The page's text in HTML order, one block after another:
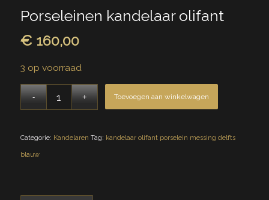
Porseleinen kandelaar olifant
€160,00
3 op voorraad
Toevoegen aan winkelwagen
Categorie: Kandelaren Tag: kandelaar olifant porselein messing delfts
blauw